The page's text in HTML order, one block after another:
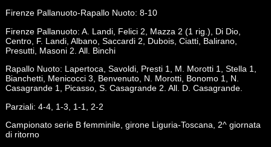
Firenze Pallanuoto-Rapallo Nuoto: 8-10
Firenze Pallanuoto: A. Landi, Felici 2, Mazza 2 (1 rig.), Di Dio,
Centro, F. Landi, Albano, Saccardi 2, Dubois, Ciatti, Balirano,
Presutti, Masoni 2. All. Binchi
Rapallo Nuoto: Lapertoca, Savoldi, Presti 1, M. Morotti 1, Stella 1,
Bianchetti, Menicocci 3, Benvenuto, N. Morotti, Bonomo 1, N.
Casagrande 1, Picasso, S. Casagrande 2. All. D. Casagrande.
Parziali: 4-4, 1-3, 1-1, 2-2
Campionato serie B femminile, girone Liguria-Toscana, 2^ giornata
di ritorno